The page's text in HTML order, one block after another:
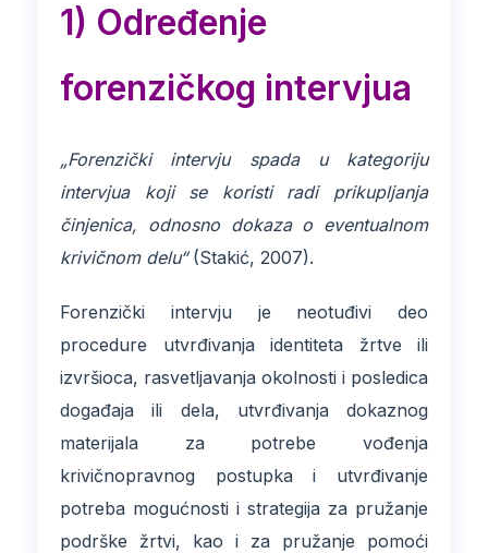
1) Određenje
forenzičkog intervjua
„Forenzički intervju spada u kategoriju
intervjua koji se koristi radi prikupljanja
činjenica, odnosno dokaza o eventualnom
krivičnom delu“(Stakić, 2007).
Forenzički intervju je neotuđivi deo
procedure utvrđivanja identiteta žrtve ili
izvršioca, rasvetljavanja okolnosti i posledica
događaja ili dela, utvrđivanja dokaznog
materijala za potrebe vođenja
krivičnopravnog postupka i utvrđivanje
potreba mogućnosti i strategija za pružanje
podrške žrtvi, kao i za pružanje pomoći